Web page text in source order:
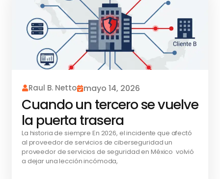
Raul B. Netto mayo 14, 2026
Cuando un tercero se vuelve
la puerta trasera
La historia de siempre En 2026, el incidente que afectó
al proveedor de servicios de ciberseguridad un
proveedor de servicios de seguridad en México volvió
a dejar una lección incómoda,